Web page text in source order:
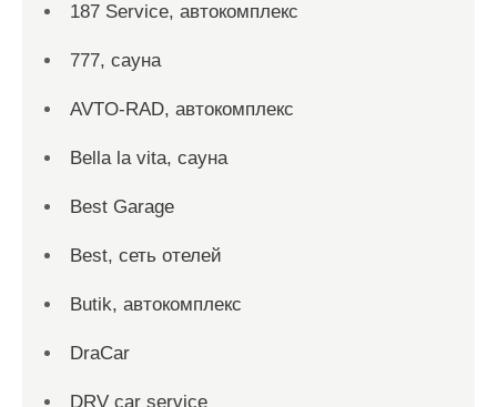
187 Service, автокомплекс
777, сауна
AVTO-RAD, автокомплекс
Bella la vita, сауна
Best Garage
Best, сеть отелей
Butik, автокомплекс
DraCar
DRV car service